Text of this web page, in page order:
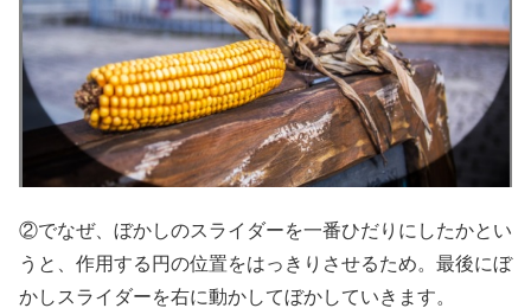
②でなぜ、ぼかしのスライダーを一番ひだりにしたかとい
うと、作用する円の位置をはっきりさせるため。最後にぼ
かしスライダーを右に動かしてぼかしていきます。